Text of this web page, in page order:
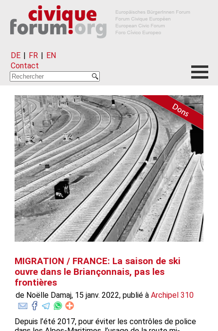
DE | FR | EN
Contact
MIGRATION / FRANCE: La saison de ski
ouvre dans le Briançonnais, pas les
frontières
de Noëlle Damaj, 15 janv. 2022, publié à Archipel 310
Depuis l’été 2017, pour éviter les contrôles de police